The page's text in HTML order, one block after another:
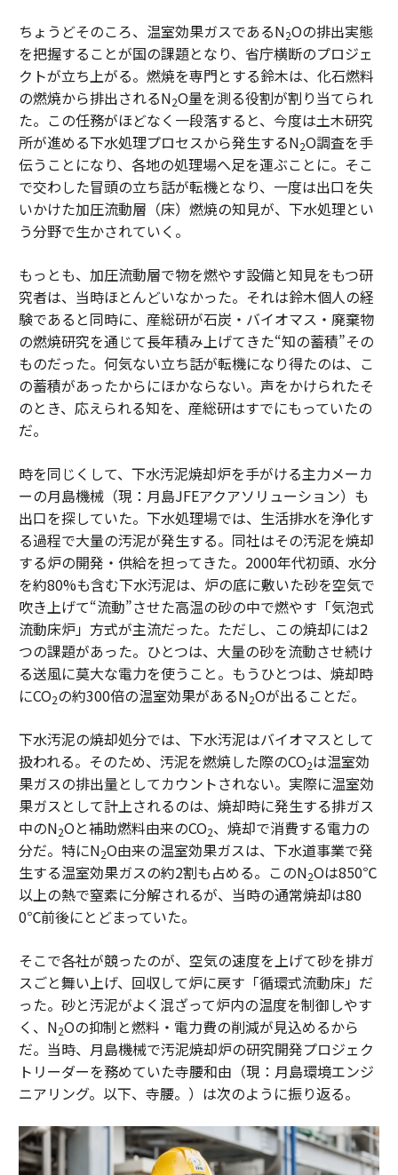
ちょうどそのころ、温室効果ガスであるN2Oの排出実態
を把握することが国の課題となり、省庁横断のプロジェ
クトが立ち上がる。燃焼を専門とする鈴木は、化石燃料
の燃焼から排出されるN2O量を測る役割が割り当てられ
た。この任務がほどなく一段落すると、今度は土木研究
所が進める下水処理プロセスから発生するN2O調査を手
伝うことになり、各地の処理場へ足を運ぶことに。そこ
で交わした冒頭の立ち話が転機となり、一度は出口を失
いかけた加圧流動層（床）燃焼の知見が、下水処理とい
う分野で生かされていく。
もっとも、加圧流動層で物を燃やす設備と知見をもつ研
究者は、当時ほとんどいなかった。それは鈴木個人の経
験であると同時に、産総研が石炭・バイオマス・廃棄物
の燃焼研究を通じて長年積み上げてきた“知の蓄積”その
ものだった。何気ない立ち話が転機になり得たのは、こ
の蓄積があったからにほかならない。声をかけられたそ
のとき、応えられる知を、産総研はすでにもっていたの
だ。
時を同じくして、下水汚泥焼却炉を手がける主力メーカ
ーの月島機械（現：月島JFEアクアソリューション）も
出口を探していた。下水処理場では、生活排水を浄化す
る過程で大量の汚泥が発生する。同社はその汚泥を焼却
する炉の開発・供給を担ってきた。2000年代初頭、水分
を約80%も含む下水汚泥は、炉の底に敷いた砂を空気で
吹き上げて“流動”させた高温の砂の中で燃やす「気泡式
流動床炉」方式が主流だった。ただし、この焼却には2
つの課題があった。ひとつは、大量の砂を流動させ続け
る送風に莫大な電力を使うこと。もうひとつは、焼却時
にCO2の約300倍の温室効果があるN2Oが出ることだ。
下水汚泥の焼却処分では、下水汚泥はバイオマスとして
扱われる。そのため、汚泥を燃焼した際のCO2は温室効
果ガスの排出量としてカウントされない。実際に温室効
果ガスとして計上されるのは、焼却時に発生する排ガス
中のN2Oと補助燃料由来のCO2、焼却で消費する電力の
分だ。特にN2O由来の温室効果ガスは、下水道事業で発
生する温室効果ガスの約2割も占める。このN2Oは850℃
以上の熱で窒素に分解されるが、当時の通常焼却は80
0℃前後にとどまっていた。
そこで各社が競ったのが、空気の速度を上げて砂を排ガ
スごと舞い上げ、回収して炉に戻す「循環式流動床」だ
った。砂と汚泥がよく混ざって炉内の温度を制御しやす
く、N2Oの抑制と燃料・電力費の削減が見込めるから
だ。当時、月島機械で汚泥焼却炉の研究開発プロジェク
トリーダーを務めていた寺腰和由（現：月島環境エンジ
ニアリング。以下、寺腰。）は次のように振り返る。